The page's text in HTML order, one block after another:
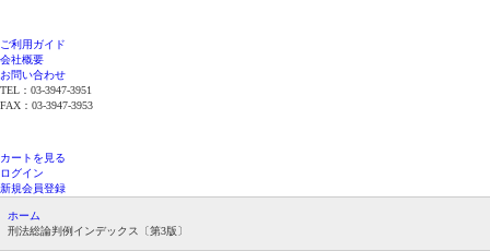
ご利用ガイド
会社概要
お問い合わせ
TEL：03-3947-3951
FAX：03-3947-3953
カートを見る
ログイン
新規会員登録
ホーム
刑法総論判例インデックス〔第3版〕